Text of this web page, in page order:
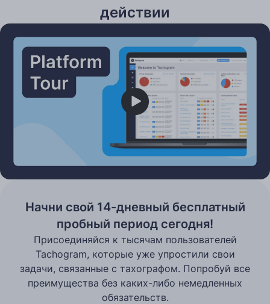
действии
Play
Начни свой 14-дневный бесплатный
пробный период сегодня!
Присоединяйся к тысячам пользователей
Tachogram, которые уже упростили свои
задачи, связанные с тахографом. Попробуй все
преимущества без каких-либо немедленных
обязательств.